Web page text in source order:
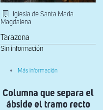
Iglesia de Santa María
Magdalena
Tarazona
Sin información
Más información
separa
ábside
Columna que separa el
ábside el tramo recto